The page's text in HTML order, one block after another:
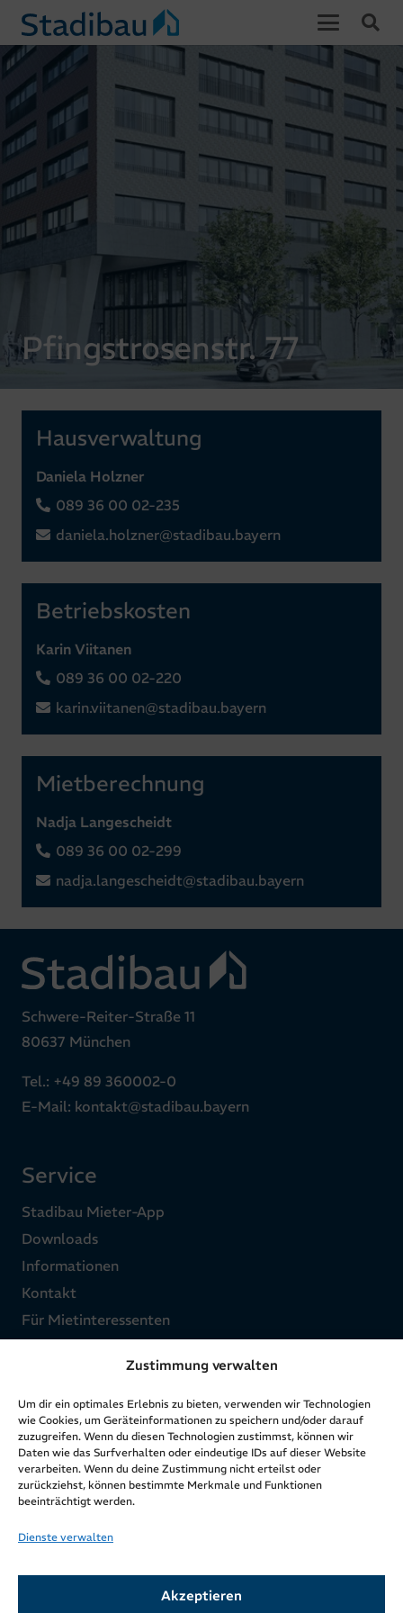
Zustimmung verwalten
Um dir ein optimales Erlebnis zu bieten, verwenden wir Technologien
wie Cookies, um Geräteinformationen zu speichern und/oder darauf
zuzugreifen. Wenn du diesen Technologien zustimmst, können wir
Daten wie das Surfverhalten oder eindeutige IDs auf dieser Website
verarbeiten. Wenn du deine Zustimmung nicht erteilst oder
zurückziehst, können bestimmte Merkmale und Funktionen
beeinträchtigt werden.
Dienste verwalten
Akzeptieren
Pfingstrosenstr. 77
Hausverwaltung
Daniela Holzner
089 36 00 02-235
daniela.holzner@stadibau.bayern
Betriebskosten
Karin Viitanen
089 36 00 02-220
karin.viitanen@stadibau.bayern
Mietberechnung
Nadja Langescheidt
089 36 00 02-299
nadja.langescheidt@stadibau.bayern
Schwere-Reiter-Straße 11
80637 München
Tel.: +49 89 360002-0
E-Mail: kontakt@stadibau.bayern
Service
Stadibau Mieter-App
Downloads
Informationen
Kontakt
Für Mietinteressenten
Struktur
Ziele & Werte
Zahlen & Fakten
Geschichte & Entwicklung
Aktuelles